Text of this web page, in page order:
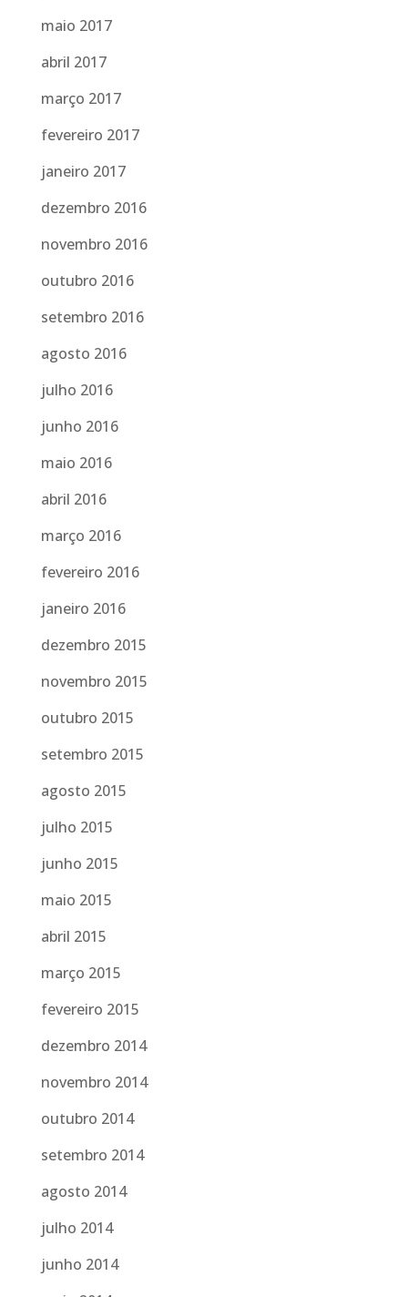
maio 2017
abril 2017
março 2017
fevereiro 2017
janeiro 2017
dezembro 2016
novembro 2016
outubro 2016
setembro 2016
agosto 2016
julho 2016
junho 2016
maio 2016
abril 2016
março 2016
fevereiro 2016
janeiro 2016
dezembro 2015
novembro 2015
outubro 2015
setembro 2015
agosto 2015
julho 2015
junho 2015
maio 2015
abril 2015
março 2015
fevereiro 2015
dezembro 2014
novembro 2014
outubro 2014
setembro 2014
agosto 2014
julho 2014
junho 2014